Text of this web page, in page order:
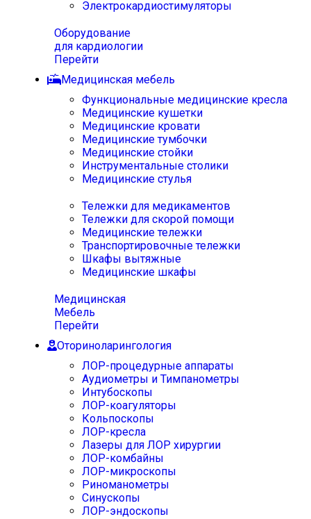
Электрокардиостимуляторы
Оборудование
для кардиологии
Перейти
Медицинская мебель
Функциональные медицинские кресла
Медицинские кушетки
Медицинские кровати
Медицинские тумбочки
Медицинские стойки
Инструментальные столики
Медицинские стулья
Тележки для медикаментов
Тележки для скорой помощи
Медицинские тележки
Транспортировочные тележки
Шкафы вытяжные
Медицинские шкафы
Медицинская
Мебель
Перейти
Оториноларингология
ЛОР-процедурные аппараты
Аудиометры и Тимпанометры
Интубоскопы
ЛОР-коагуляторы
Кольпоскопы
ЛОР-кресла
Лазеры для ЛОР хирургии
ЛОР-комбайны
ЛОР-микроскопы
Риноманометры
Синускопы
ЛОР-эндоскопы